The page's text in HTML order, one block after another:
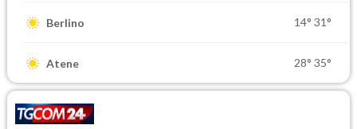
Berlino 14° 31°
Atene 28° 35°